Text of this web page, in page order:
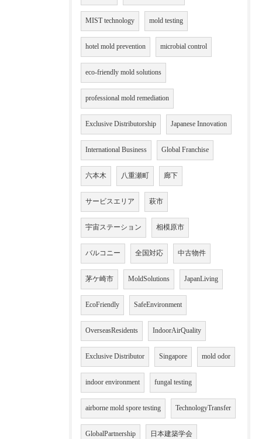
MIST technology mold testing
hotel mold prevention microbial control
eco-friendly mold solutions
professional mold remediation
Exclusive Distributorship Japanese Innovation
International Business Global Franchise
六本木 八重瀬町 廊下
サービスエリア 萩市
宇宙ステーション 相模原市
バルコニー 全国対応 中古物件
茅ケ崎市 MoldSolutions JapanLiving
EcoFriendly SafeEnvironment
OverseasResidents IndoorAirQuality
Exclusive Distributor Singapore mold odor
indoor environment fungal testing
airborne mold spore testing TechnologyTransfer
GlobalPartnership 日本建築学会